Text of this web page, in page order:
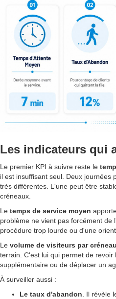
Les indicateurs qui
Le premier KPI à suivre reste le
il est insuffisant seul. Deux journées
très différentes. L'une peut être
créneaux.
Le temps de service moyen
problème ne vient pas forcément de
procédure trop lourde ou d'une
Le volume de visiteurs par créneau
terrain. C'est lui qui permet de
supplémentaire ou de déplacer un
À surveiller aussi :
Le taux d'abandon . Il révèle